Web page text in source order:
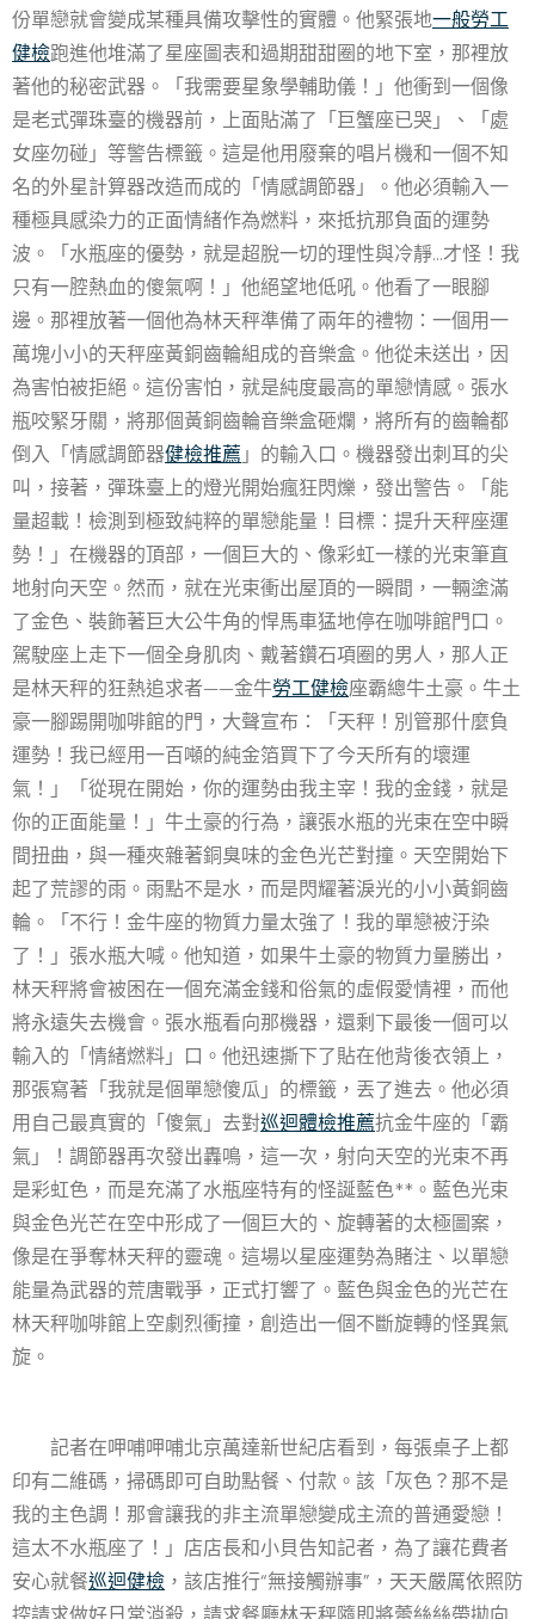
份單戀就會變成某種具備攻擊性的實體。他緊張地一般勞工
健檢跑進他堆滿了星座圖表和過期甜甜圈的地下室，那裡放
著他的秘密武器。「我需要星象學輔助儀！」他衝到一個像
是老式彈珠臺的機器前，上面貼滿了「巨蟹座已哭」、「處
女座勿碰」等警告標籤。這是他用廢棄的唱片機和一個不知
名的外星計算器改造而成的「情感調節器」。他必須輸入一
種極具感染力的正面情緒作為燃料，來抵抗那負面的運勢
波。「水瓶座的優勢，就是超脫一切的理性與冷靜…才怪！我
只有一腔熱血的傻氣啊！」他絕望地低吼。他看了一眼腳
邊。那裡放著一個他為林天秤準備了兩年的禮物：一個用一
萬塊小小的天秤座黃銅齒輪組成的音樂盒。他從未送出，因
為害怕被拒絕。這份害怕，就是純度最高的單戀情感。張水
瓶咬緊牙關，將那個黃銅齒輪音樂盒砸爛，將所有的齒輪都
倒入「情感調節器健檢推薦 」的輸入口。機器發出刺耳的尖
叫，接著，彈珠臺上的燈光開始瘋狂閃爍，發出警告。「能
量超載！檢測到極致純粹的單戀能量！目標：提升天秤座運
勢！」在機器的頂部，一個巨大的、像彩虹一樣的光束筆直
地射向天空。然而，就在光束衝出屋頂的一瞬間，一輛塗滿
了金色、裝飾著巨大公牛角的悍馬車猛地停在咖啡館門口。
駕駛座上走下一個全身肌肉、戴著鑽石項圈的男人，那人正
是林天秤的狂熱追求者——金牛勞工健檢座霸總牛土豪。牛土
豪一腳踢開咖啡館的門，大聲宣布：「天秤！別管那什麼負
運勢！我已經用一百噸的純金箔買下了今天所有的壞運
氣！」「從現在開始，你的運勢由我主宰！我的金錢，就是
你的正面能量！」牛土豪的行為，讓張水瓶的光束在空中瞬
間扭曲，與一種夾雜著銅臭味的金色光芒對撞。天空開始下
起了荒謬的雨。雨點不是水，而是閃耀著淚光的小小黃銅齒
輪。「不行！金牛座的物質力量太強了！我的單戀被汙染
了！」張水瓶大喊。他知道，如果牛土豪的物質力量勝出，
林天秤將會被困在一個充滿金錢和俗氣的虛假愛情裡，而他
將永遠失去機會。張水瓶看向那機器，還剩下最後一個可以
輸入的「情緒燃料」口。他迅速撕下了貼在他背後衣領上，
那張寫著「我就是個單戀傻瓜」的標籤，丟了進去。他必須
用自己最真實的「傻氣」去對巡迴體檢推薦抗金牛座的「霸
氣」！調節器再次發出轟鳴，這一次，射向天空的光束不再
是彩虹色，而是充滿了水瓶座特有的怪誕藍色**。藍色光束
與金色光芒在空中形成了一個巨大的、旋轉著的太極圖案，
像是在爭奪林天秤的靈魂。這場以星座運勢為賭注、以單戀
能量為武器的荒唐戰爭，正式打響了。藍色與金色的光芒在
林天秤咖啡館上空劇烈衝撞，創造出一個不斷旋轉的怪異氣
旋。
記者在呷哺呷哺北京萬達新世紀店看到，每張桌子上都
印有二維碼，掃碼即可自助點餐、付款。該「灰色？那不是
我的主色調！那會讓我的非主流單戀變成主流的普通愛戀！
這太不水瓶座了！」店店長和小貝告知記者，為了讓花費者
安心就餐巡迴健檢 ，該店推行“無接觸辦事”，天天嚴厲依照防